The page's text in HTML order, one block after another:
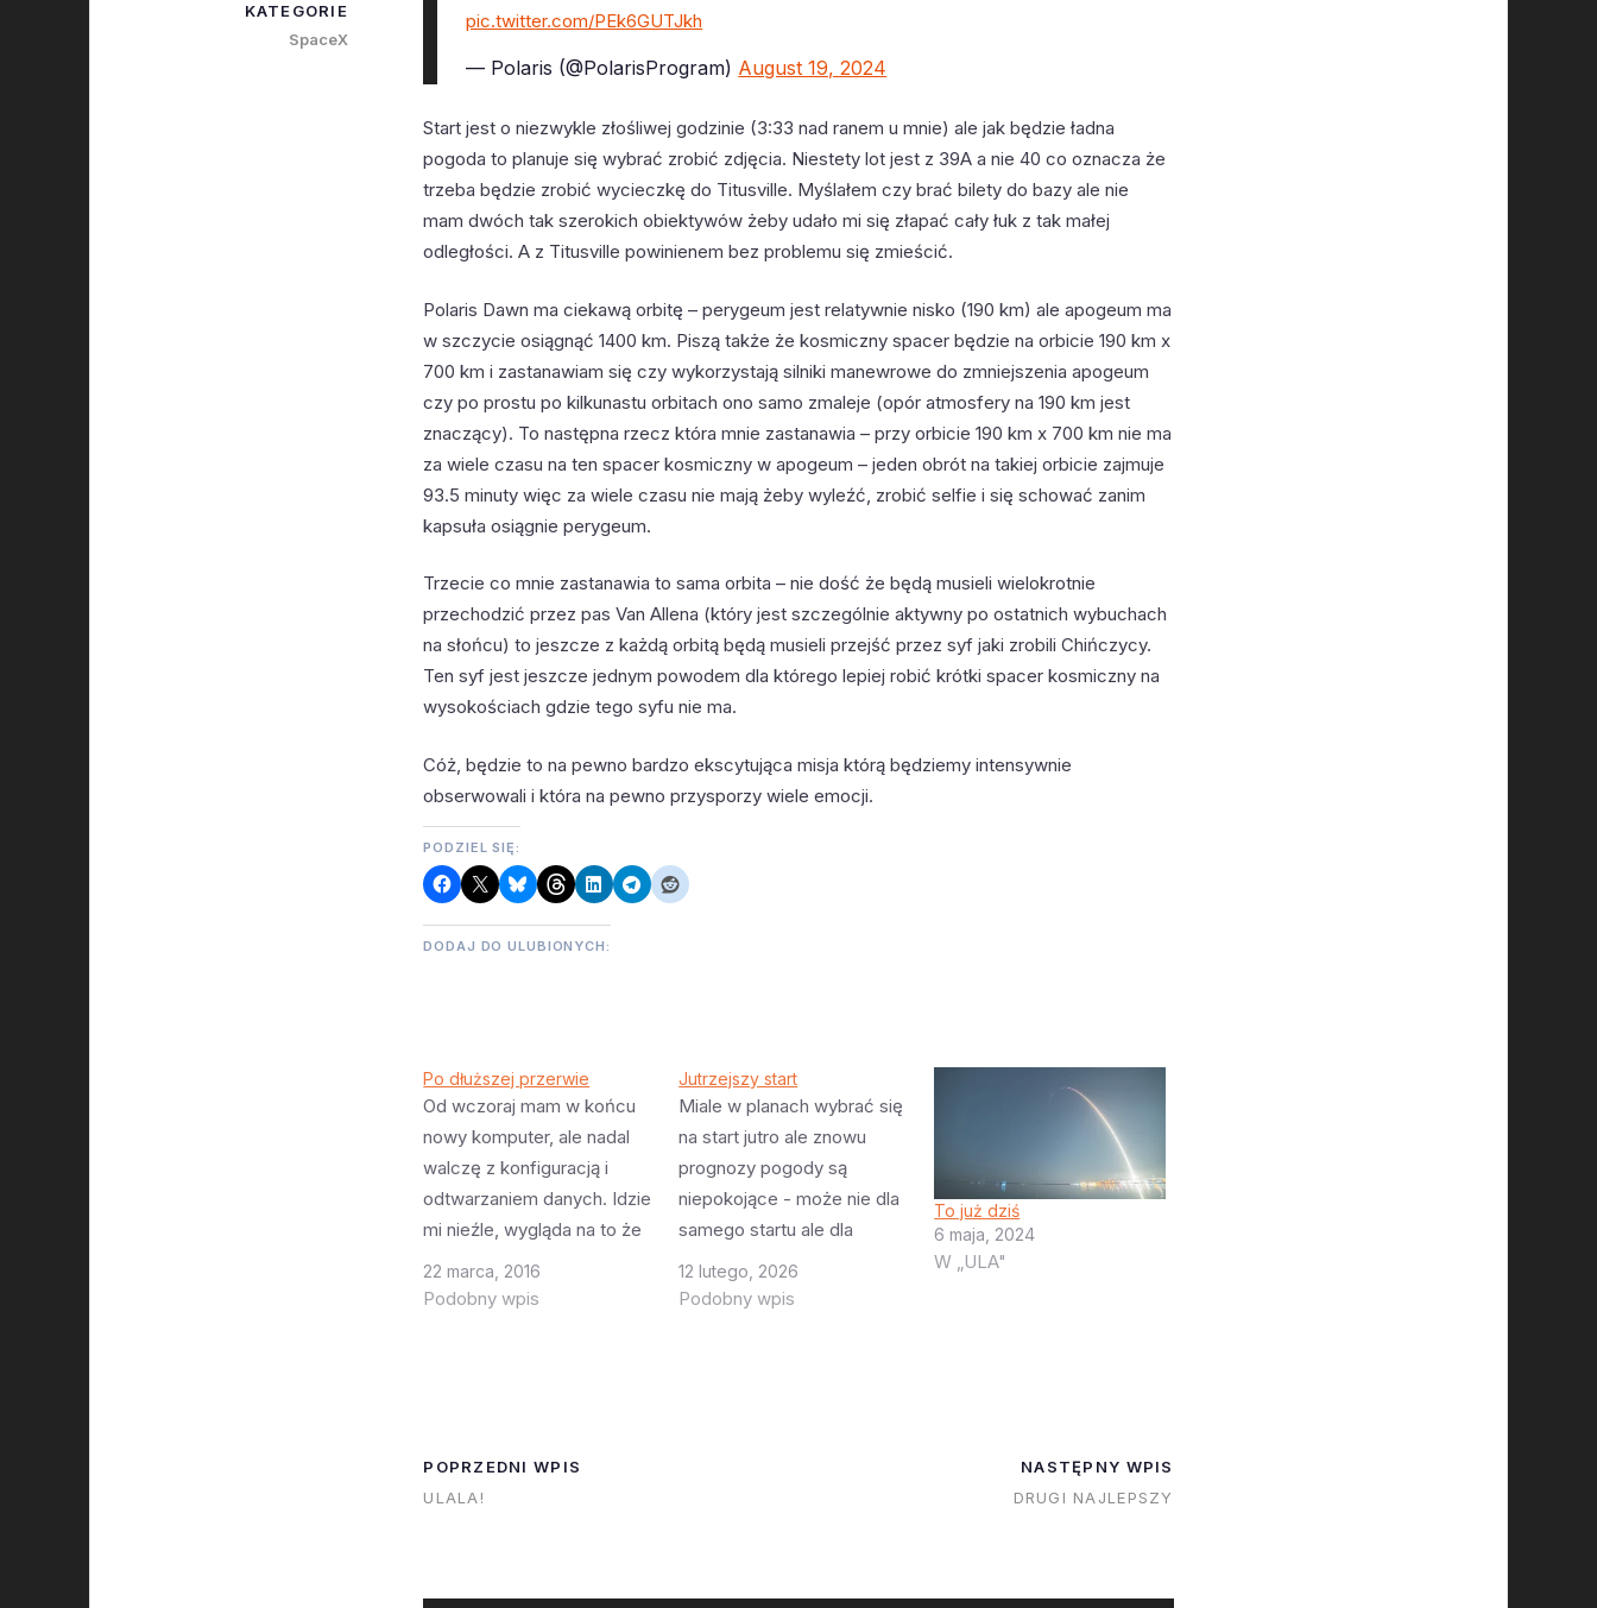
pic.twitter.com/PEk6GUTJkh
— Polaris (@PolarisProgram) August 19, 2024
Start jest o niezwykle złośliwej godzinie (3:33 nad ranem u mnie) ale jak będzie ładna
pogoda to planuje się wybrać zrobić zdjęcia. Niestety lot jest z 39A a nie 40 co oznacza że
trzeba będzie zrobić wycieczkę do Titusville. Myślałem czy brać bilety do bazy ale nie
mam dwóch tak szerokich obiektywów żeby udało mi się złapać cały łuk z tak małej
odległości. A z Titusville powinienem bez problemu się zmieścić.
Polaris Dawn ma ciekawą orbitę – perygeum jest relatywnie nisko (190 km) ale apogeum ma
w szczycie osiągnąć 1400 km. Piszą także że kosmiczny spacer będzie na orbicie 190 km x
700 km i zastanawiam się czy wykorzystają silniki manewrowe do zmniejszenia apogeum
czy po prostu po kilkunastu orbitach ono samo zmaleje (opór atmosfery na 190 km jest
znaczący). To następna rzecz która mnie zastanawia – przy orbicie 190 km x 700 km nie ma
za wiele czasu na ten spacer kosmiczny w apogeum – jeden obrót na takiej orbicie zajmuje
93.5 minuty więc za wiele czasu nie mają żeby wyleźć, zrobić selfie i się schować zanim
kapsuła osiągnie perygeum.
Trzecie co mnie zastanawia to sama orbita – nie dość że będą musieli wielokrotnie
przechodzić przez pas Van Allena (który jest szczególnie aktywny po ostatnich wybuchach
na słońcu) to jeszcze z każdą orbitą będą musieli przejść przez syf jaki zrobili Chińczycy.
Ten syf jest jeszcze jednym powodem dla którego lepiej robić krótki spacer kosmiczny na
wysokościach gdzie tego syfu nie ma.
Cóż, będzie to na pewno bardzo ekscytująca misja którą będziemy intensywnie
obserwowali i która na pewno przysporzy wiele emocji.
PODZIEL SIĘ:
DODAJ DO ULUBIONYCH:
Po dłuższej przerwie
Od wczoraj mam w końcu
nowy komputer, ale nadal
walczę z konfiguracją i
odtwarzaniem danych. Idzie
mi nieźle, wygląda na to że
nic nie zginęło.
Największym problemem
wytoczyła Atlasa V…
22 marca, 2016
Podobny wpis
Jutrzejszy start
Miale w planach wybrać się
na start jutro ale znowu
prognozy pogody są
niepokojące - może nie dla
samego startu ale dla
robienia zdjęć. Ma być
spora mgła. A ryzyko
12 lutego, 2026
Podobny wpis
To już dziś
6 maja, 2024
W „ULA"
POPRZEDNI WPIS
ULALA!
NASTĘPNY WPIS
DRUGI NAJLEPSZY
KATEGORIE
SpaceX